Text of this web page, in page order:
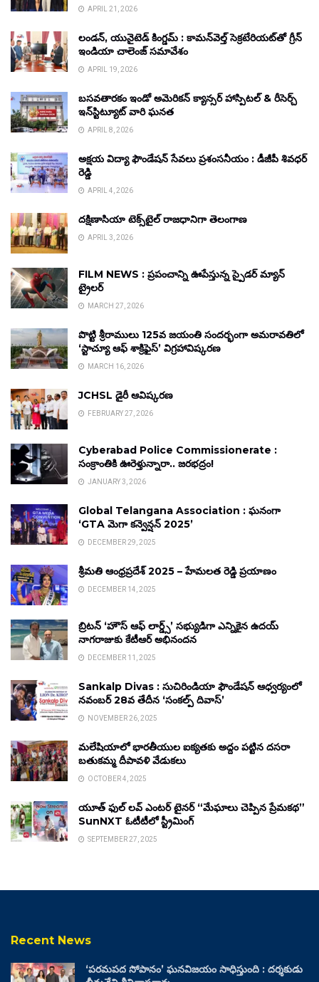
APRIL 21, 2026
లండన్, యునైటెడ్ కింగ్డమ్ : కామన్‌వెల్త్ సెక్రటేరియట్‌తో గ్రీన్
ఇండియా చాలెంజ్ సమావేశం
APRIL 19, 2026
బసవతారకం ఇండో అమెరికన్ క్యాన్సర్ హాస్పిటల్ & రీసెర్చ్
ఇన్‌స్టిట్యూట్ వారి ఘనత
APRIL 8, 2026
అక్షయ విద్యా ఫౌండేషన్ సేవలు ప్రశంసనీయం : డీజీపీ శివధర్
రెడ్డి
APRIL 4, 2026
దక్షిణాసియా టెక్స్‌టైల్ రాజధానిగా తెలంగాణ
APRIL 3, 2026
FILM NEWS : ప్రపంచాన్ని ఊపేస్తున్న స్పైడర్ మ్యాన్
ట్రైలర్
MARCH 27, 2026
పొట్టి శ్రీరాములు 125వ జయంతి సందర్భంగా అమరావతిలో
‘స్టాచ్యూ ఆఫ్ శాక్రిఫైస్’ విగ్రహావిష్కరణ
MARCH 16, 2026
JCHSL డైరీ ఆవిష్కరణ
FEBRUARY 27, 2026
Cyberabad Police Commissionerate :
సంక్రాంతికి ఊరెళ్తున్నారా.. జరభద్రం!
JANUARY 3, 2026
Global Telangana Association : ఘనంగా
‘GTA మెగా కన్వెన్షన్ 2025’
DECEMBER 29, 2025
శ్రీమతి ఆంధ్రప్రదేశ్ 2025 – హేమలత రెడ్డి ప్రయాణం
DECEMBER 14, 2025
బ్రిటన్ ‘హౌస్ ఆఫ్ లార్డ్స్’ సభ్యుడిగా ఎన్నికైన ఉదయ్
నాగరాజుకు కేటీఆర్ అభినందన
DECEMBER 11, 2025
Sankalp Divas : సుచిరిండియా ఫౌండేషన్ ఆధ్వర్యంలో
నవంబర్ 28వ తేదీన ‘సంకల్ప్ దివాస్’
NOVEMBER 26, 2025
మలేషియాలో భారతీయుల ఐక్యతకు అద్దం పట్టిన దసరా
బతుకమ్మ దీపావళి వేడుకలు
OCTOBER 4, 2025
యూత్ ఫుల్ లవ్ ఎంటర్ టైనర్ “మేఘాలు చెప్పిన ప్రేమకథ”
SunNXT ఓటీటీలో స్ట్రీమింగ్
SEPTEMBER 27, 2025
Recent News
‘పరమపద సోపానం’ ఘనవిజయం సాధిస్తుంది : దర్శకుడు